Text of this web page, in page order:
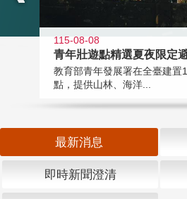
115-08-08
青年壯遊點精選夏夜限定
教育部青年發展署在全臺建置
點，提供山林、海洋...
最新消息
即時新聞澄清